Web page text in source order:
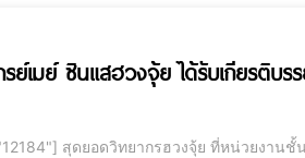
รย์เมย์ ซินแสฮวงจุ้ย ได้รับเกียรติบ
หนึ่งเดียวในประเทศไทย! อา